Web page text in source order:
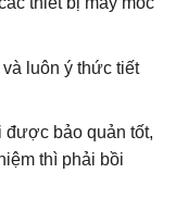
luôn ý thức tiết
được bảo quản tốt,
thì phải bồi